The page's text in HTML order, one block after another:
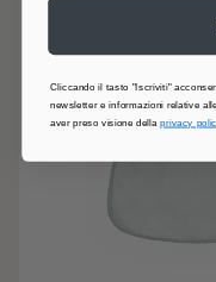
Cliccando il tasto "Iscriviti"
newsletter e informazioni relative
aver preso visione dellaprivacy